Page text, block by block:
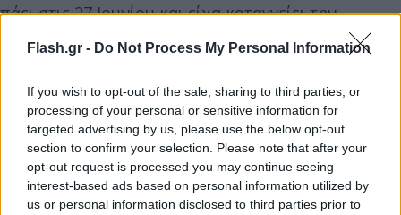
Flash.gr - Do Not Process My Personal Information
If you wish to opt-out of the sale, sharing to third parties, or
processing of your personal or sensitive information for
targeted advertising by us, please use the below opt-out
section to confirm your selection. Please note that after your
opt-out request is processed you may continue seeing
interest-based ads based on personal information utilized by
us or personal information disclosed to third parties prior to
πάει στις 27 Ιουνίου και είχα καταγγείει την
προσπάθεια της Τουρκίας να εργαλοποιήσει τις
νησίδες» τόνισε ο κ. Μηταράκης.
Συνελήφθησαν σε τουρκικές πόλεις
Όπως ανέφερε, οι 38 πρόσφυγες κατήγγειλαν ότι
συνελήφθησαν σε τούρκικες πόλεις, μεταφέρθηκαν